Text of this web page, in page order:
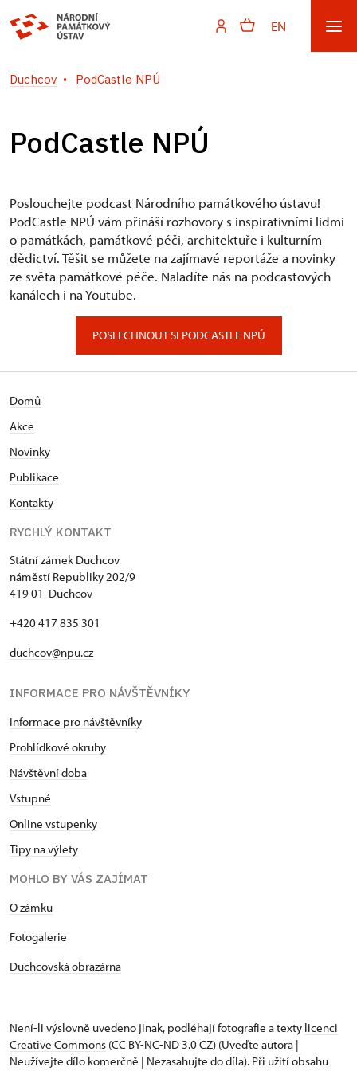
EN
Duchcov PodCastle NPÚ
PodCastle NPÚ
Poslouchejte podcast Národního památkového ústavu!
PodCastle NPÚ vám přináší rozhovory s inspirativními lidmi
o památkách, památkové péči, architektuře i kulturním
dědictví. Těšit se můžete na zajímavé reportáže a novinky
ze světa památkové péče. Naladíte nás na podcastových
kanálech i na Youtube.
POSLECHNOUT SI PODCASTLE NPÚ
Domů
Akce
Novinky
Publikace
Kontakty
RYCHLÝ KONTAKT
Státní zámek Duchcov
náměstí Republiky 202/9
419 01 Duchcov
+420 417 835 301
duchcov@npu.cz
INFORMACE PRO NÁVŠTĚVNÍKY
Informace pro návštěvníky
Prohlídkové okruhy
Návštěvní doba
Vstupné
Online vstupenky
Tipy na výlety
MOHLO BY VÁS ZAJÍMAT
O zámku
Fotogalerie
Duchcovská obrazárna
Není-li výslovně uvedeno jinak, podléhají fotografie a texty licenci
Creative Commons (CC BY-NC-ND 3.0 CZ) (Uveďte autora |
Neužívejte dílo komerčně | Nezasahujte do díla). Při užití obsahu